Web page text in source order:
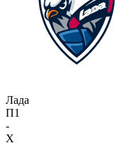
Лада
П1
-
X